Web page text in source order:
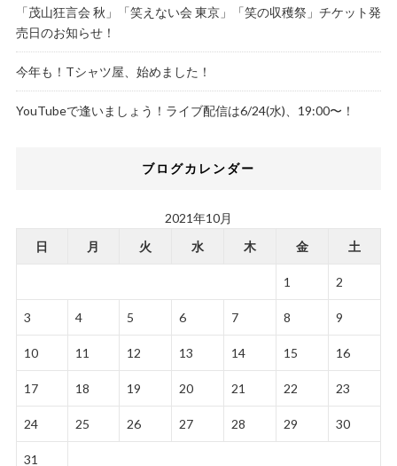
「茂山狂言会 秋」「笑えない会 東京」「笑の収穫祭」チケット発
売日のお知らせ！
今年も！Tシャツ屋、始めました！
YouTubeで逢いましょう！ライブ配信は6/24(水)、19:00〜！
ブログカレンダー
2021年10月
日
月 火 水 木 金 土
1 2
3 4 5 6 7 8 9
10 11 12 13 14 15 16
17 18 19 20 21 22 23
24 25 26 27 28 29 30
31